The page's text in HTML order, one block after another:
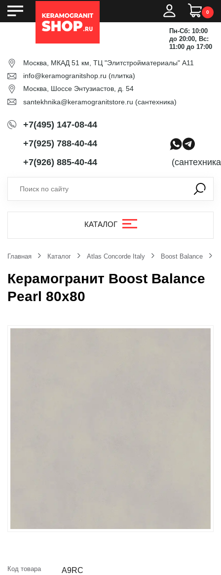
0
Пн-Сб: 10:00
до 20:00, Вс:
11:00 до 17:00
Москва, МКАД 51 км, ТЦ "Элитстройматериалы" А11
info@keramogranitshop.ru (плитка)
Москва, Шоссе Энтузиастов, д. 54
santekhnika@keramogranitstore.ru (сантехника)
+7(495) 147-08-44
+7(925) 788-40-44
+7(926) 885-40-44
КАТАЛОГ
Главная Каталог Atlas Concorde Italy Boost Balance
Керамогранит Boost Balance
Pearl 80x80
Код товара A9RC